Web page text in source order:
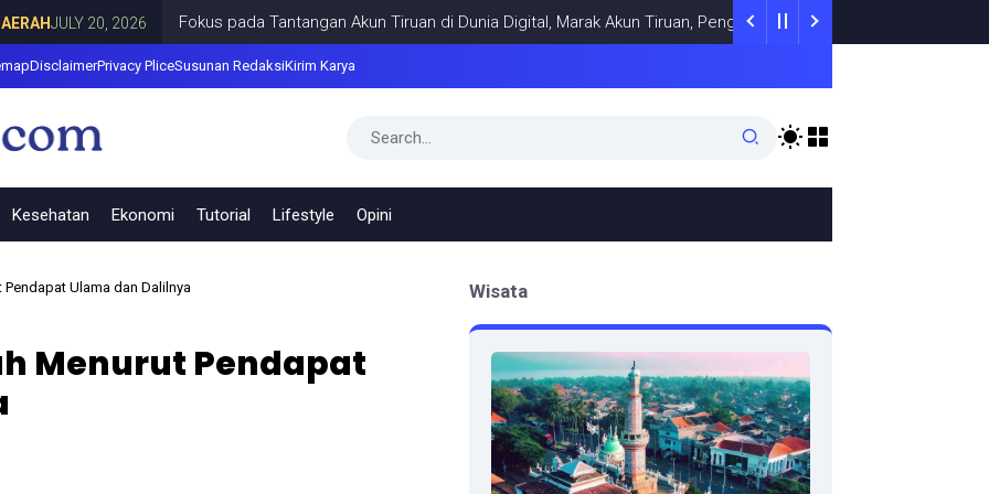
20, 2026 Fokus pada Tantangan Akun Tiruan di Dunia Digital, Marak Akun Tiruan, Pengelola TikTok @samsungstore.ta Siapkan
DisclaimerPrivacy PliceSusunan RedaksiKirim Karya
Kesehatan Ekonomi Tutorial Lifestyle Opini
Ulama dan Dalilnya
Menurut Pendapat
Wisata